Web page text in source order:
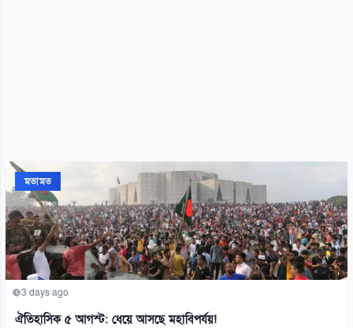
মতামত
3 days ago
ঐতিহাসিক ৫ আগস্ট: ধেয়ে আসছে মহাবিপর্যয়!